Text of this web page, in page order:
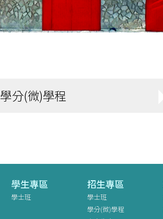
學分(微)學程
學生專區
學士班
招生專區
學士班
學分(微)學程